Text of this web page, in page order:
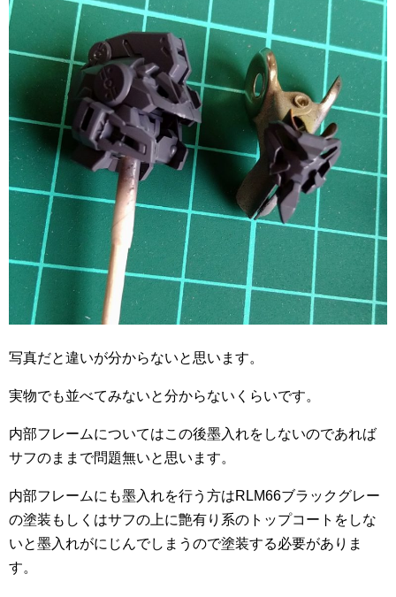
写真だと違いが分からないと思います。
実物でも並べてみないと分からないくらいです。
内部フレームについてはこの後墨入れをしないのであれば
サフのままで問題無いと思います。
内部フレームにも墨入れを行う方はRLM66ブラックグレー
の塗装もしくはサフの上に艶有り系のトップコートをしな
いと墨入れがにじんでしまうので塗装する必要がありま
す。